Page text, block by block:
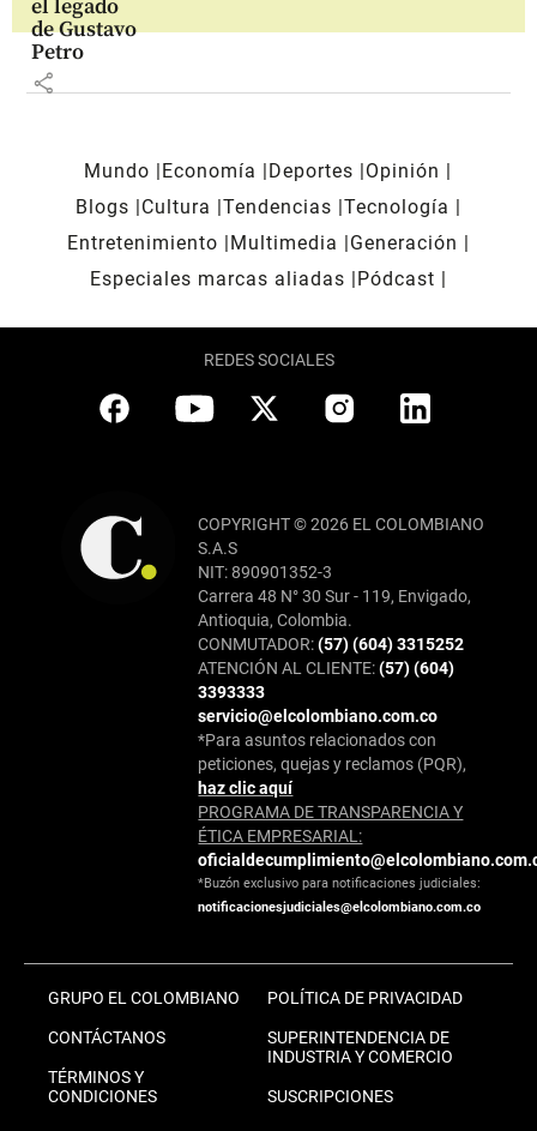
el legado
de Gustavo
Petro
share
Mundo Economía Deportes
Opinión
Blogs
Cultura Tendencias Tecnología
Entretenimiento
Multimedia
Generación
Especiales marcas aliadas
Pódcast
REDES SOCIALES
COPYRIGHT © 2026 EL COLOMBIANO
S.A.S
NIT: 890901352-3
Carrera 48 N° 30 Sur - 119, Envigado,
Antioquia, Colombia.
CONMUTADOR:(57) (604) 3315252
ATENCIÓN AL CLIENTE:(57) (604)
3393333
servicio@elcolombiano.com.co
*Para asuntos relacionados con
peticiones, quejas y reclamos (PQR),
haz clic aquí
PROGRAMA DE TRANSPARENCIA Y
ÉTICA EMPRESARIAL:
*Buzón exclusivo para notificaciones judiciales:
notificacionesjudiciales@elcolombiano.com.co
GRUPO EL COLOMBIANO
CONTÁCTANOS
TÉRMINOS Y
CONDICIONES
POLÍTICA DE PRIVACIDAD
SUPERINTENDENCIA DE
INDUSTRIA Y COMERCIO
SUSCRIPCIONES